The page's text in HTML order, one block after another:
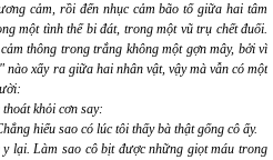
cảm, rồi đến nhục cảm bão tố giữa hai tâm
một tình thế bi đát, trong một vũ trụ chết đuối.
thông trong trắng không một gợn mây, bởi vì
xẩy ra giữa hai nhân vật, vậy mà vẫn có một
khỏi cơn say:
hiểu sao có lúc tôi thấy bà thật gống cô ấy.
lại. Làm sao cô bịt được những giọt máu trong